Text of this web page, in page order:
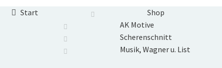
Start
Shop
AK Motive
Scherenschnitt
Musik, Wagner u. List